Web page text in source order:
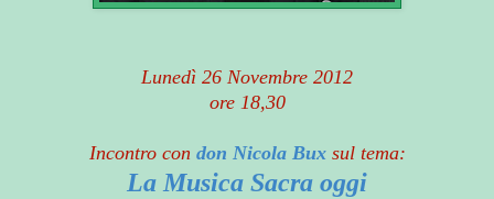
Lunedì 26 Novembre 2012
ore 18,30
Incontro con don Nicola Buxsul tema:
La Musica Sacra oggi